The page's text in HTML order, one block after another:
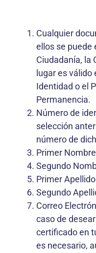
Cualquier
ellos se puede
Ciudadanía, la
lugar es
Identidad o el
Permanencia.
Número de
selección
número de
Primer
Segundo
Primer
Segundo
Correo
caso de
certificado en
es necesario,